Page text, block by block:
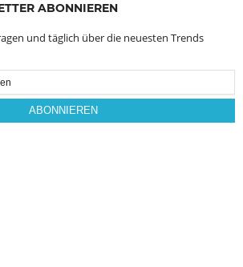
ABONNIEREN
und täglich über die neuesten Trends
ABONNIEREN